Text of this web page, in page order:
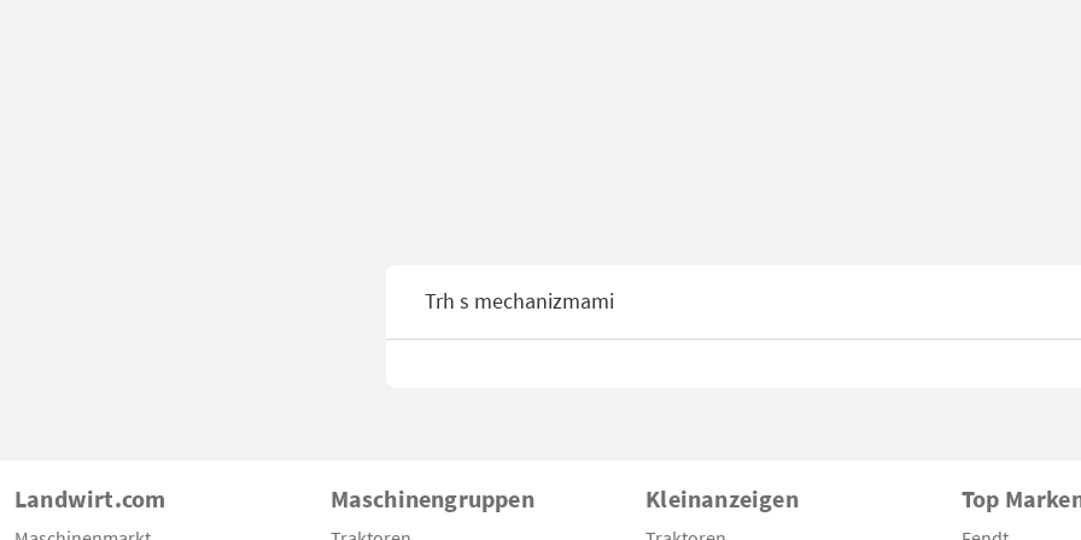
Trh s mechanizmami
Landwirt.com Maschinengruppen Kleinanzeigen Top